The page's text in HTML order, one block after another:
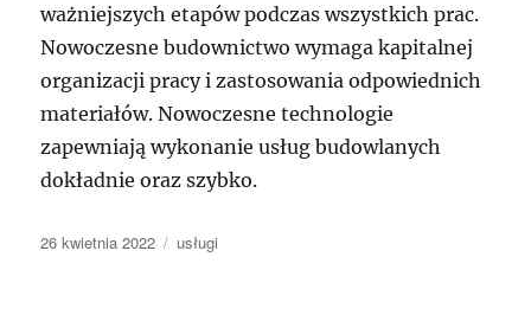
ważniejszych etapów podczas wszystkich prac.
Nowoczesne budownictwo wymaga kapitalnej
organizacji pracy i zastosowania odpowiednich
materiałów. Nowoczesne technologie
zapewniają wykonanie usług budowlanych
dokładnie oraz szybko.
Data
26 kwietnia 2022 Kategorie
usługi